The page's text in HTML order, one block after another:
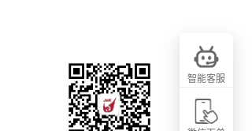
智能客服